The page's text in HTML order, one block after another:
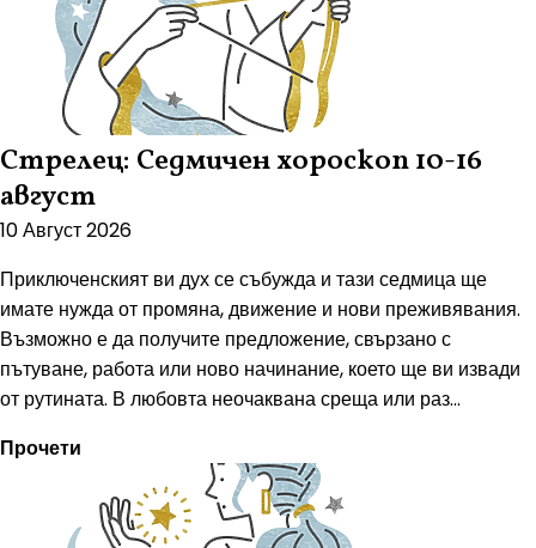
Стрелец: Седмичен хороскоп 10-16
август
10 Август 2026
Приключенският ви дух се събужда и тази седмица ще
имате нужда от промяна, движение и нови преживявания.
Възможно е да получите предложение, свързано с
пътуване, работа или ново начинание, което ще ви извади
от рутината. В любовта неочаквана среща или раз...
Прочети